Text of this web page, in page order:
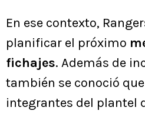
En ese contexto,
planificar el próximo
fichajes. Además de
también se conoció
integrantes del plantel